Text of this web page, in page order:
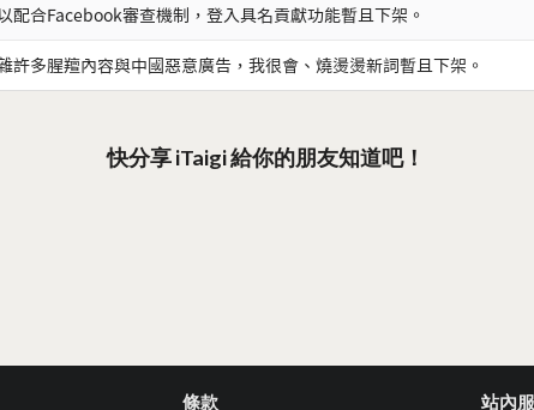
配合Facebook審查機制，登入具名貢獻功能暫且下架。
許多腥羶內容與中國惡意廣告，我很會、燒燙燙新詞暫且下架。
快分享 iTaigi 給你的朋友知道吧！
條款 站內